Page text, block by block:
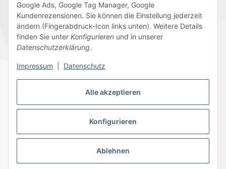
Alle akzeptieren
Konfigurieren
Ablehnen
Google Ads, Google Tag Manager, Google
Kundenrezensionen. Sie können die Einstellung jederzeit
ändern (Fingerabdruck-Icon links unten). Weitere Details
finden Sie unter Konfigurieren und in unserer
Datenschutzerklärung.
Impressum Datenschutz
Folge uns
DatenschutzAGBSitemapImpressum
BatteriegesetzhinweiseWiderrufsrecht